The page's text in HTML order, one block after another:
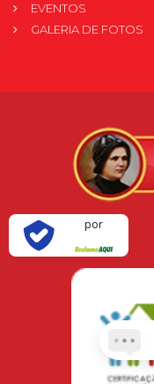
EVENTOS
GALERIA DE FOTOS
por